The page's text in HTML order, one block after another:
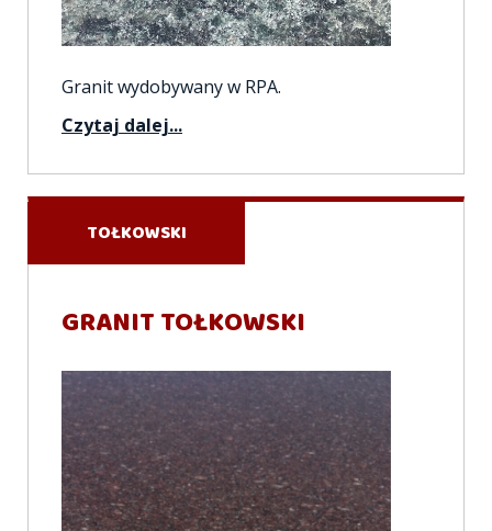
Granit wydobywany w RPA.
Czytaj dalej...
TOŁKOWSKI
GRANIT TOŁKOWSKI